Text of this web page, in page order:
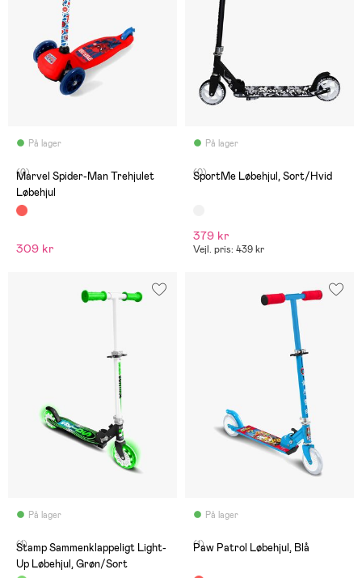
På lager
(0)
Marvel Spider-Man Trehjulet
Løbehjul
309 kr
På lager
(0)
SportMe Løbehjul, Sort/Hvid
379 kr
Vejl. pris: 439 kr
På lager
(1)
Stamp Sammenklappeligt Light-
Up Løbehjul, Grøn/Sort
På lager
(1)
Paw Patrol Løbehjul, Blå